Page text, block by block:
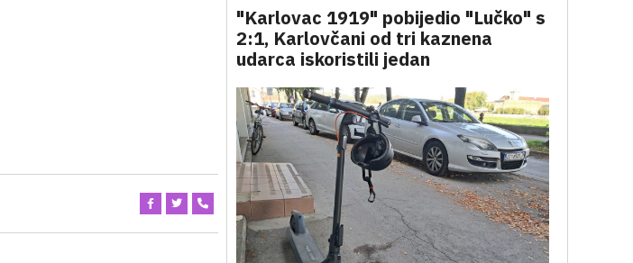
"Karlovac 1919" pobijedio "Lučko" s
2:1, Karlovčani od tri kaznena
udarca iskoristili jedan